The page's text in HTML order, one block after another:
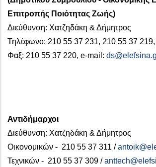
Επιτροπής Ποιότητας Ζωής)
Διεύθυνση: Χατζηδάκη & Δήμητρος
Τηλέφωνο: 210 55 37 231, 210 55 37
Φαξ: 210 55 37 220, e-mail:
Αντιδήμαρχοι
Διεύθυνση: Χατζηδάκη & Δήμητρος
Οικονομικών - 210 55 37 311 /
Τεχνικών - 210 55 37 309 /